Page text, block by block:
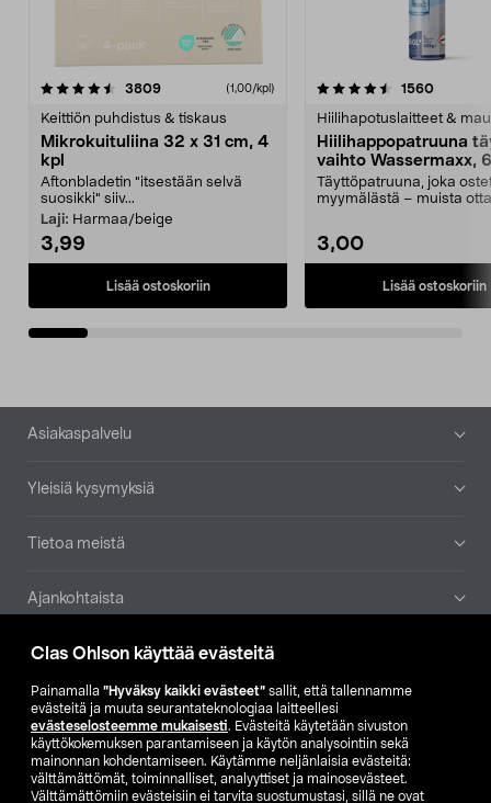
Clas Ohlson käyttää evästeitä
Painamalla ”Hyväksy kaikki evästeet” sallit, että tallennamme
evästeitä ja muuta seurantateknologiaa laitteellesi
evästeselosteemme mukaisesti. Evästeitä käytetään sivuston
käyttökokemuksen parantamiseen ja käytön analysointiin sekä
mainonnan kohdentamiseen. Käytämme neljänlaisia evästeitä:
välttämättömät, toiminnalliset, analyyttiset ja mainosevästeet.
Välttämättömiin evästeisiin ei tarvita suostumustasi, sillä ne ovat
3809arvostelut (1,00/kpl)
Keittiön puhdistus & tiskaus
Mikrokuituliina 32 x 31 cm, 4
kpl
Aftonbladetin "itsestään selvä
suosikki" siiv...
Laji: Harmaa/beige
3,99
Lisää ostoskoriin
4.5viidestä
1560
Hiilihapotuslaitteet &
Hiilihappopatruuna
vaihto Wassermaxx,
Täyttöpatruuna, joka
myymälästä – muista
3,00
Lisää ostoskoriin
4.5viidestä
Alatunniste
Asiakaspalvelu
Yleisiä kysymyksiä
Tietoa meistä
Ajankohtaista
Muut yrityksemme
Etsi myymälä
SE NO FI
FI SV